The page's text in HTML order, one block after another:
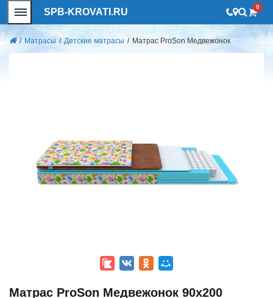
SPB-KROVATI.RU 0
/ Матрасы / Детские матрасы / Матрас ProSon Медвежонок
Матрас ProSon Медвежонок 90x200